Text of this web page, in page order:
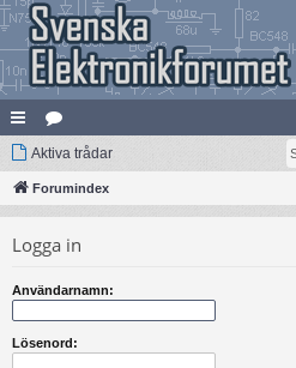
na
bb
ar
at
eg
er
Aktiva trådar
Forumindex
Logga in
Användarnamn:
Lösenord: